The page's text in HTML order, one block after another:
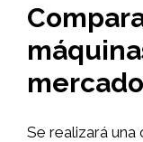
Se realizará